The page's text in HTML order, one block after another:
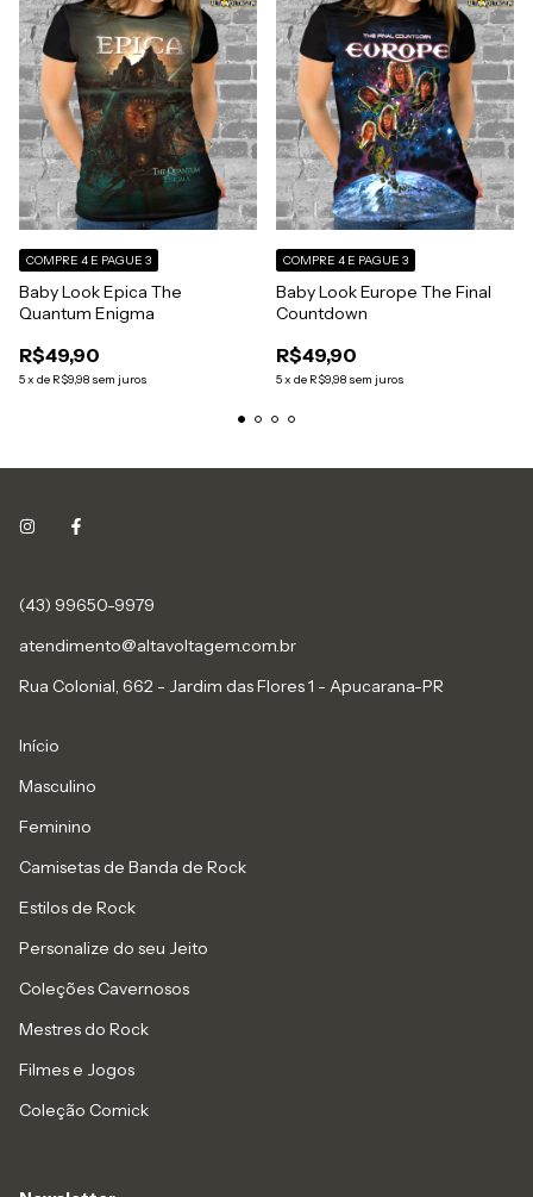
Baby Look Epica The
Quantum Enigma
R$49,90
5x de R$9,98 sem juros
COMPRE 4 E PAGUE 3
Baby Look Europe The Final
Countdown
R$49,90
5x de R$9,98 sem juros
COMPRE 4 E PAGUE 3
(43) 99650-9979
atendimento@altavoltagem.com.br
Rua Colonial, 662 - Jardim das Flores 1 - Apucarana-PR
Início
Masculino
Feminino
Camisetas de Banda de Rock
Estilos de Rock
Personalize do seu Jeito
Coleções Cavernosos
Mestres do Rock
Filmes e Jogos
Coleção Comick